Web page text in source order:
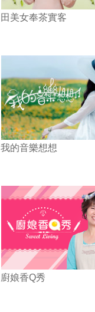
田美女奉茶實客
我的音樂想想
廚娘香Q秀